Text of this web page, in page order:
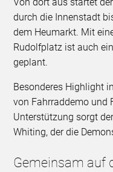
durch die Innenstadt
dem Heumarkt. Mit
Rudolfplatz ist auch
geplant.
Besonderes Highlight
von Fahrraddemo und
Unterstützung sorgt
Whiting, der die
Gemeinsam auf